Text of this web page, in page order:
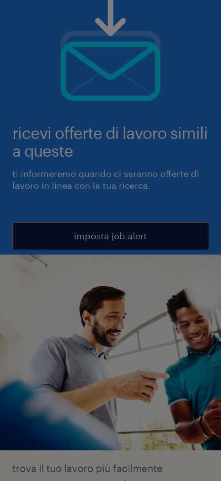
ricevi offerte di lavoro simili
a queste
ti informeremo quando ci saranno offerte di
lavoro in linea con la tua ricerca.
imposta job alert
trova il tuo lavoro più facilmente